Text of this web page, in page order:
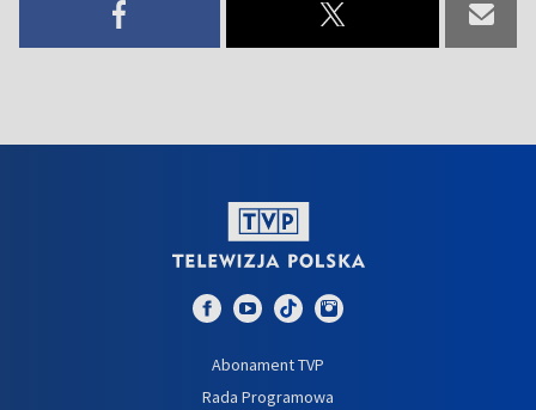
Abonament TVP
Rada Programowa